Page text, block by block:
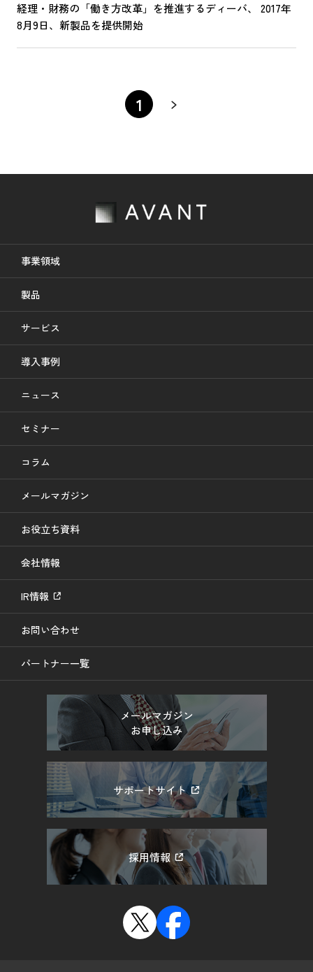
経理・財務の「働き方改革」を推進するディーバ、 2017年
8月9日、新製品を提供開始
1
事業領域
製品
サービス
導入事例
ニュース
セミナー
コラム
メールマガジン
お役立ち資料
会社情報
IR情報
お問い合わせ
パートナー一覧
メールマガジン
お申し込み
サポートサイト
採用情報